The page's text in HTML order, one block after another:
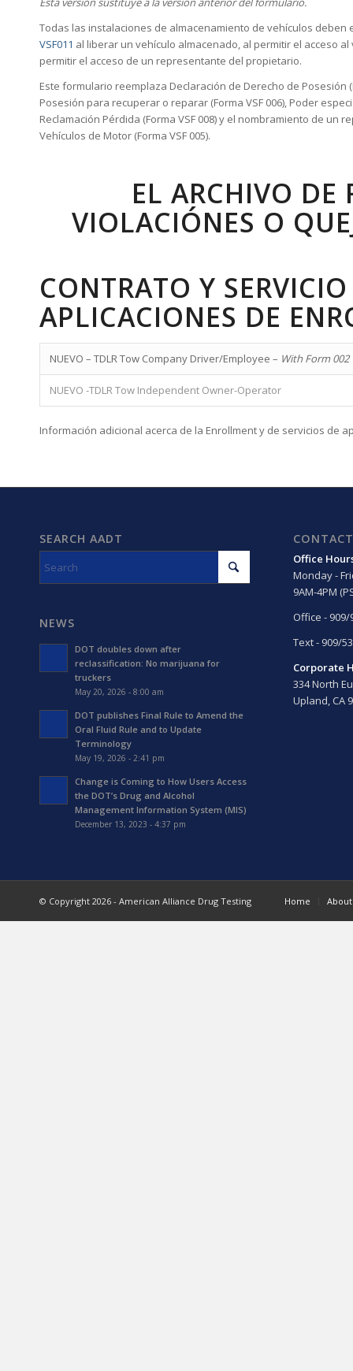
Todas las instalaciones de almacenamiento de vehículos
VSF011 al liberar un vehículo almacenado, al permitir el acceso
permitir el acceso de un representante del propietario.
Este formulario reemplaza Declaración de Derecho de Posesión
Posesión para recuperar o reparar (Forma VSF 006), Poder
Reclamación Pérdida (Forma VSF 008) y el nombramiento de un
Vehículos de Motor (Forma VSF 005).
EL ARCHIVO DE
VIOLACIÓNES O
CONTRATO Y
APLICACIONES DE
NUEVO – TDLR Tow Company Driver/Employee – With Form 002
NUEVO -TDLR Tow Independent Owner-Operator
Información adicional acerca de la Enrollment y de servicios de
SEARCH AADT
NEWS
DOT doubles down after
reclassification: No marijuana for
truckers
May 20, 2026 - 8:00 am
DOT publishes Final Rule to Amend the
Oral Fluid Rule and to Update
Terminology
May 19, 2026 - 2:41 pm
Change is Coming to How Users Access
the DOT’s Drug and Alcohol
Management Information System (MIS)
December 13, 2023 - 4:37 pm
Office
Monday -
9AM-4PM
Office - 909/
Text - 909/
Corporate
334 North
Upland, CA
© Copyright 2026 - American Alliance Drug Testing Home About